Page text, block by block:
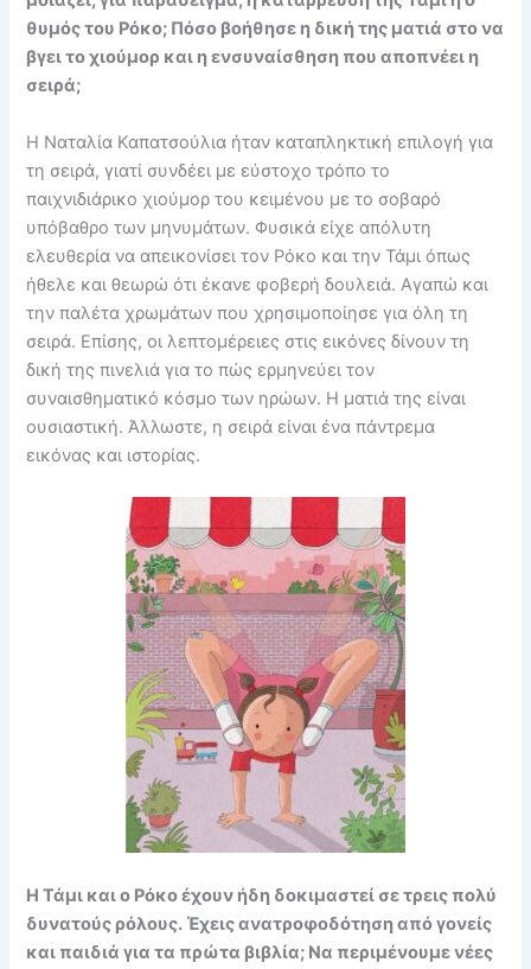
θυμός του Ρόκο; Πόσο βοήθησε η δική της ματιά στο να
βγει το χιούμορ και η ενσυναίσθηση που αποπνέει η
σειρά;
Η Ναταλία Καπατσούλια ήταν καταπληκτική επιλογή για
τη σειρά, γιατί συνδέει με εύστοχο τρόπο το
παιχνιδιάρικο χιούμορ του κειμένου με το σοβαρό
υπόβαθρο των μηνυμάτων. Φυσικά είχε απόλυτη
ελευθερία να απεικονίσει τον Ρόκο και την Τάμι όπως
ήθελε και θεωρώ ότι έκανε φοβερή δουλειά. Αγαπώ και
την παλέτα χρωμάτων που χρησιμοποίησε για όλη τη
σειρά. Επίσης, οι λεπτομέρειες στις εικόνες δίνουν τη
δική της πινελιά για το πώς ερμηνεύει τον
συναισθηματικό κόσμο των ηρώων. Η ματιά της είναι
ουσιαστική. Άλλωστε, η σειρά είναι ένα πάντρεμα
εικόνας και ιστορίας.
Η Τάμι και ο Ρόκο έχουν ήδη δοκιμαστεί σε τρεις πολύ
δυνατούς ρόλους. Έχεις ανατροφοδότηση από γονείς
και παιδιά για τα πρώτα βιβλία; Να περιμένουμε νέες